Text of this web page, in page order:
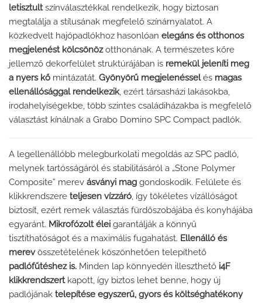
letisztultszínválasztékkal rendelkezik, hogy biztosan
megtalálja a stílusának megfelelő színárnyalatot. A
közkedvelt hajópadlókhoz hasonlóan elegáns és otthonos
megjelenést kölcsönözotthonának. A természetes kőre
jellemző dekorfelület struktúrájában is remekül jeleníti meg
a nyers kő mintázatát. Gyönyörű megjelenésselés magas
ellenállósággal rendelkezik, ezért társasházi lakásokba,
irodahelyiségekbe, több szintes családiházakba is megfelelő
választást kínálnak a Grabo Domino SPC Compact padlók.
A legellenállóbb melegburkolati megoldás az SPC padló,
melynek tartósságáról és stabilitásáról a „Stone Polymer
Composite” merev ásványi mag gondoskodik. Felülete és
klikkrendszere teljesen vízzáró, így tökéletes vízállóságot
biztosít, ezért remek választás fürdőszobájába és konyhájába
egyaránt. Mikrofózolt élei garantálják a könnyű
tisztíthatóságot és a maximális fugahatást. Ellenálló és
merevösszetételének köszönhetően telepíthető
padlófűtéshez is. Minden lap könnyedén illeszthető i4F
klikkrendszertkapott, így biztos lehet benne, hogy új
padlójának telepítése egyszerű, gyors és költséghatékony